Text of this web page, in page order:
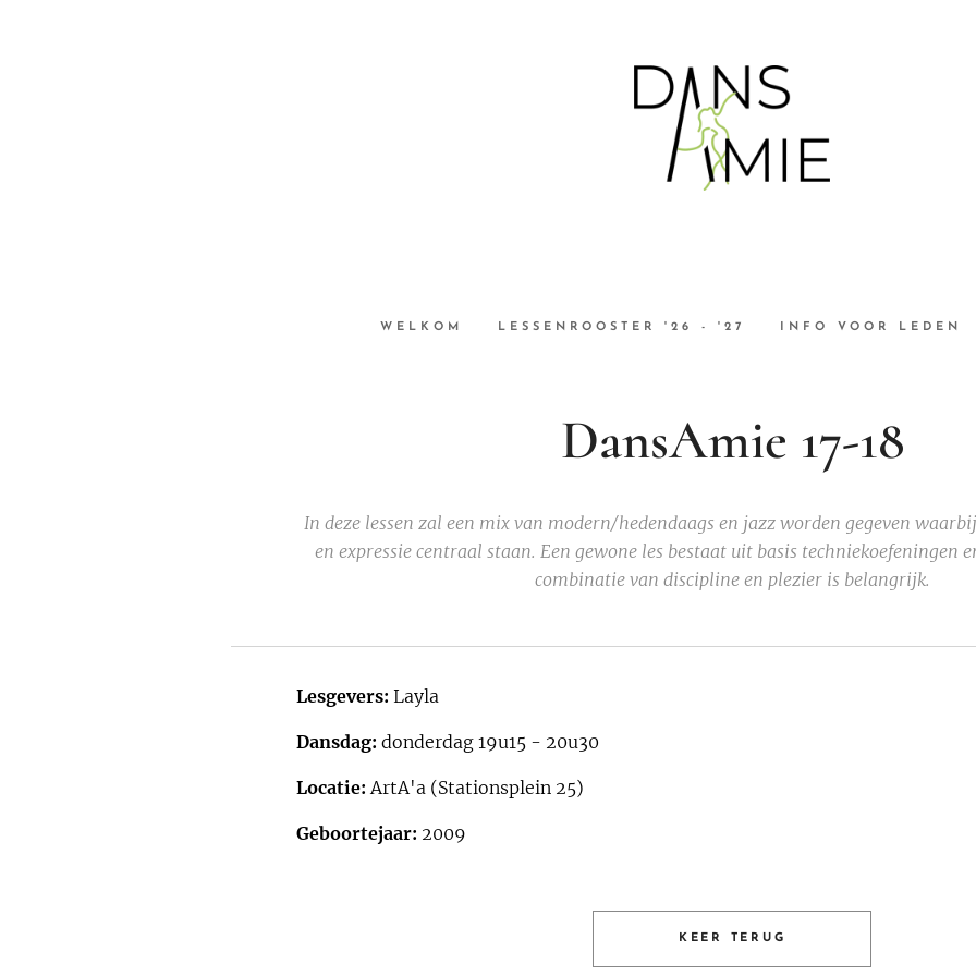
WELKOM LESSENROOSTER '26 - '27 INFO VOOR LEDEN
DansAmie 17-18
In deze lessen zal een mix van modern/hedendaags en jazz worden gegeven
en expressie centraal staan. Een gewone les bestaat uit basis techniekoefeningen
combinatie van discipline en plezier is belangrijk.
Lesgevers: Layla
Dansdag: donderdag 19u15 - 20u30
Locatie:ArtA'a (Stationsplein 25)
Geboortejaar: 2009
KEER TERUG